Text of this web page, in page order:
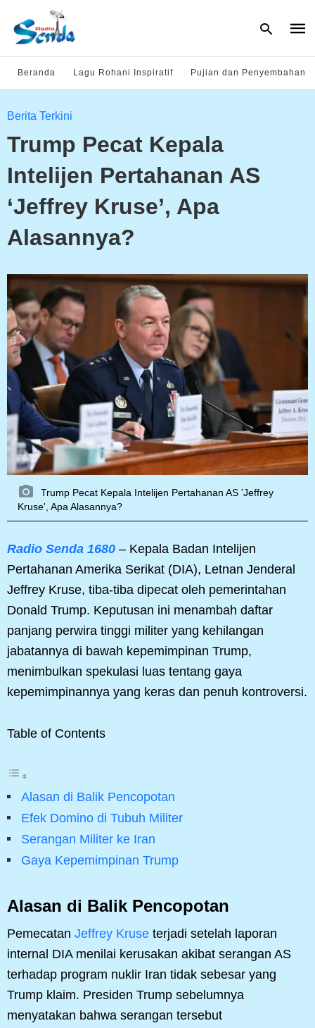
Beranda Lagu Rohani Inspiratif Pujian dan Penyembahan
Berita Terkini
Trump Pecat Kepala
Intelijen Pertahanan AS
‘Jeffrey Kruse’, Apa
Alasannya?
Trump Pecat Kepala Intelijen Pertahanan AS 'Jeffrey
Kruse', Apa Alasannya?
Radio Senda 1680 – Kepala Badan Intelijen
Pertahanan Amerika Serikat (DIA), Letnan Jenderal
Jeffrey Kruse, tiba-tiba dipecat oleh pemerintahan
Donald Trump. Keputusan ini menambah daftar
panjang perwira tinggi militer yang kehilangan
jabatannya di bawah kepemimpinan Trump,
menimbulkan spekulasi luas tentang gaya
kepemimpinannya yang keras dan penuh kontroversi.
Table of Contents
Alasan di Balik Pencopotan
Efek Domino di Tubuh Militer
Serangan Militer ke Iran
Gaya Kepemimpinan Trump
Alasan di Balik Pencopotan
Pemecatan Jeffrey Kruse terjadi setelah laporan
internal DIA menilai kerusakan akibat serangan AS
terhadap program nuklir Iran tidak sebesar yang
Trump klaim. Presiden Trump sebelumnya
menyatakan bahwa serangan tersebut